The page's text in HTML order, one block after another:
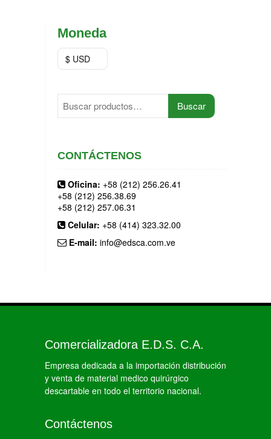
Moneda
$ USD
por:Buscar
CONTÁCTENOS
Oficina: +58 (212) 256.26.41
+58 (212) 256.38.69
+58 (212) 257.06.31
Celular: +58 (414) 323.32.00
E-mail: info@edsca.com.ve
Comercializadora E.D.S. C.A.
Empresa dedicada a la importación distribución
y venta de material medico quirúrgico
descartable en todo el territorio nacional.
Contáctenos